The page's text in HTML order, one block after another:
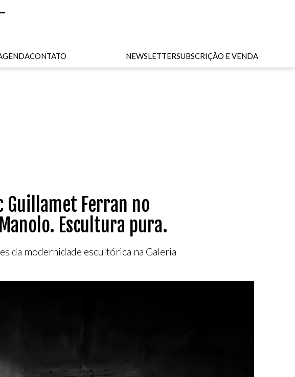
CONTATO NEWSLETTERSUBSCRIÇÃO E VENDA
Guillamet Ferran no
Escultura pura.
da modernidade escultórica na Galeria